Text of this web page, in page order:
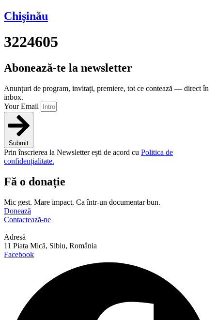
Chișinău
3224605
Abonează-te la newsletter
Anunțuri de program, invitați, premiere, tot ce contează — direct în
inbox.
Your Email
Submit
Prin înscrierea la Newsletter ești de acord cu Politica de
confidențialitate.
Fă o donație
Mic gest. Mare impact. Ca într-un documentar bun.
Donează
Contactează-ne
Adresă
11 Piața Mică, Sibiu, România
Facebook